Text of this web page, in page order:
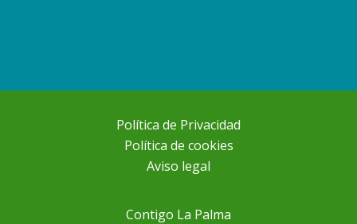
Política de Privacidad
Política de cookies
Aviso legal
Contigo La Palma